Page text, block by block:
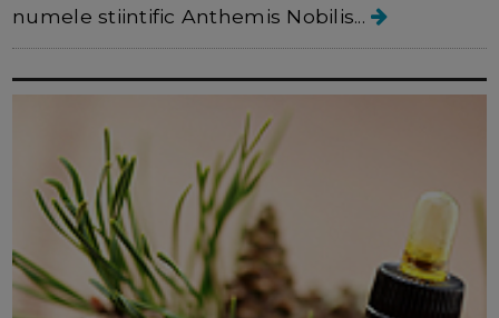
numele stiintific Anthemis Nobilis...